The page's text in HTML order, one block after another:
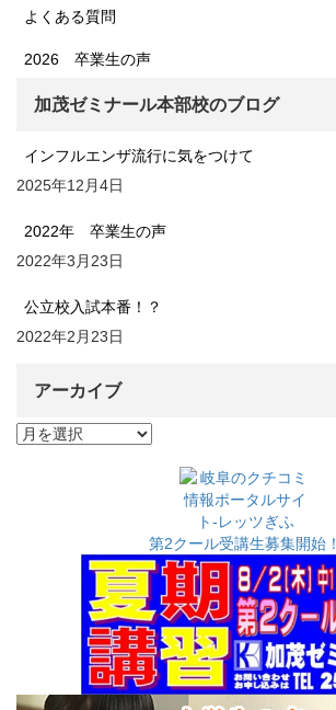
よくある質問
2026 卒業生の声
加茂ゼミナール本部校のブログ
インフルエンザ流行に気をつけて
2025年12月4日
2022年 卒業生の声
2022年3月23日
公立校入試本番！？
2022年2月23日
アーカイブ
ア
第2クール受講生募集開始！